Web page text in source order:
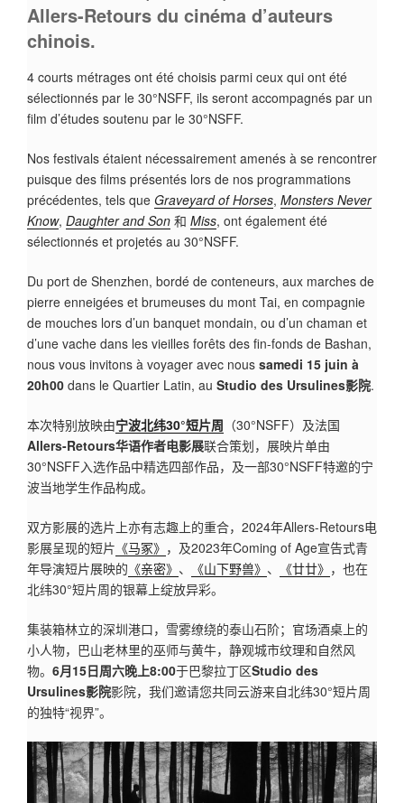
Allers-Retours du cinéma d’auteurs
chinois.
4 courts métrages ont été choisis parmi ceux qui ont été
sélectionnés par le 30°NSFF, ils seront accompagnés par un
film d’études soutenu par le 30°NSFF.
Nos festivals étaient nécessairement amenés à se rencontrer
puisque des films présentés lors de nos programmations
précédentes, tels que Graveyard of Horses, Monsters Never
Know, Daughter and Son 和 Miss, ont également été
sélectionnés et projetés au 30°NSFF.
Du port de Shenzhen, bordé de conteneurs, aux marches de
pierre enneigées et brumeuses du mont Tai, en compagnie
de mouches lors d’un banquet mondain, ou d’un chaman et
d’une vache dans les vieilles forêts des fin-fonds de Bashan,
nous vous invitons à voyager avec nous samedi 15 juin à
20h00 dans le Quartier Latin, au Studio des Ursulines影院.
本次特别放映由宁波北纬30°短片周 （30°NSFF）及法国
Allers-Retours华语作者电影展联合策划，展映片单由
30°NSFF入选作品中精选四部作品，及一部30°NSFF特邀的宁
波当地学生作品构成。
双方影展的选片上亦有志趣上的重合，2024年Allers-Retours电
影展呈现的短片 《马冢》 ，及2023年Coming of Age宣告式青
年导演短片展映的 《亲密》 、 《山下野兽》 、 《廿廿》 ，也在
北纬30°短片周的银幕上绽放异彩。
集装箱林立的深圳港口，雪雾缭绕的泰山石阶；官场酒桌上的
小人物，巴山老林里的巫师与黄牛，静观城市纹理和自然风
物。 6月15日周六晚上8:00于巴黎拉丁区Studio des
Ursulines影院影院，我们邀请您共同云游来自北纬30°短片周
的独特“视界”。